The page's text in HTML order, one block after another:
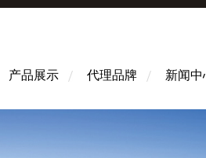
产品展示 代理品牌 新闻中